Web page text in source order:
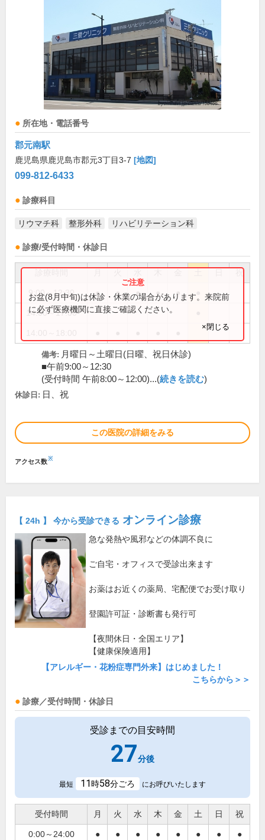
所在地・電話番号
郡元南駅
鹿児島県鹿児島市郡元3丁目3-7 [地図]
099-812-6433
診療科目
リウマチ科 整形外科 リハビリテーション科
診療/受付時間・休診日
祝
9:00～12:30 ● ● ● ● ●
14:00～17:00
お盆(8月中旬)は休診・休業の場合があります。来院前
に必ず医療機関に直接ご確認ください。
×閉じる
備考: 月曜日～土曜日(日曜、祝日休診)
■午前9:00～12:30
(受付時間 午前8:00～12:00)...(続きを読む)
休診日: 日、祝
この医院の詳細をみる
アクセス数※
【 24h 】 今から受診できる オンライン診療
急な発熱や風邪などの体調不良に
ご自宅・オフィスで受診出来ます
お薬はお近くの薬局、宅配便でお受け取り
登園許可証・診断書も発行可
【夜間休日・全国エリア】
【健康保険適用】
【アレルギー・花粉症専門外来】はじめました！
こちらから＞＞
診療／受付時間・休診日
受診までの目安時間
27分後
最短 11時58分ごろ にお呼びいたします
受付時間 月 火 水 木 金 土 日 祝
0:00～24:00 ● ● ● ● ● ● ● ●